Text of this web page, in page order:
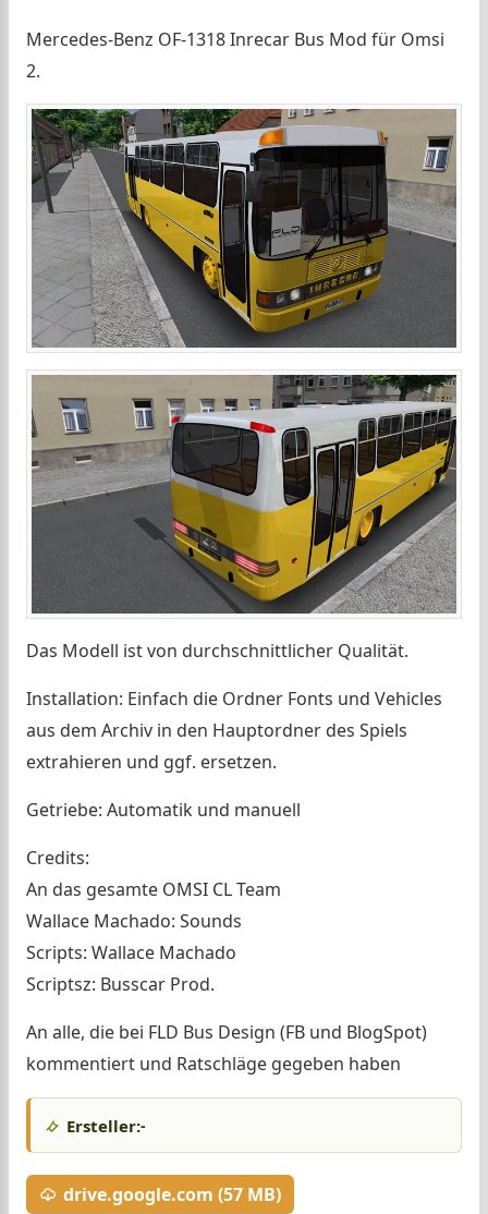
Mercedes-Benz OF-1318 Inrecar Bus Mod für Omsi
2.
Das Modell ist von durchschnittlicher Qualität.
Installation: Einfach die Ordner Fonts und Vehicles
aus dem Archiv in den Hauptordner des Spiels
extrahieren und ggf. ersetzen.
Getriebe: Automatik und manuell
Credits:
An das gesamte OMSI CL Team
Wallace Machado: Sounds
Scripts: Wallace Machado
Scriptsz: Busscar Prod.
An alle, die bei FLD Bus Design (FB und BlogSpot)
kommentiert und Ratschläge gegeben haben
Ersteller:-
drive.google.com (57 MB)